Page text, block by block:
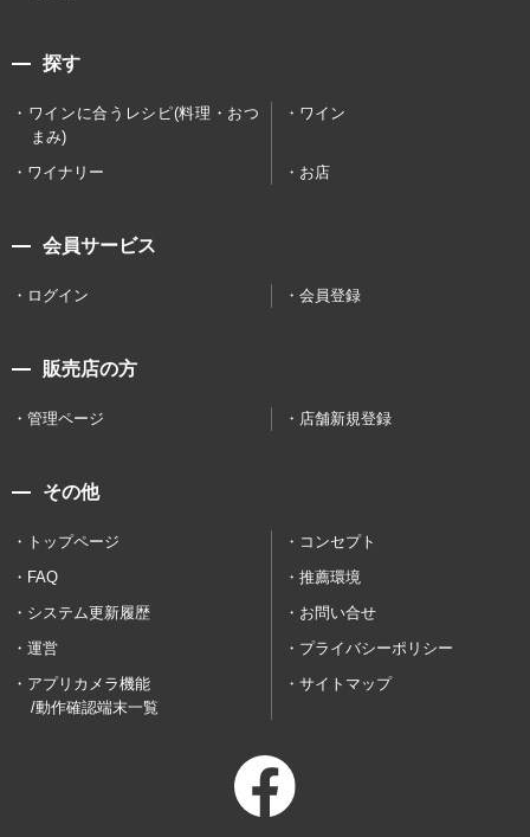
探す
ワインに合うレシピ(料理・おつ
まみ)
ワイン
ワイナリー お店
会員サービス
ログイン 会員登録
販売店の方
管理ページ 店舗新規登録
その他
トップページ
コンセプト
FAQ
推薦環境
システム更新履歴
お問い合せ
運営
プライバシーポリシー
アプリカメラ機能
/動作確認端末一覧
サイトマップ